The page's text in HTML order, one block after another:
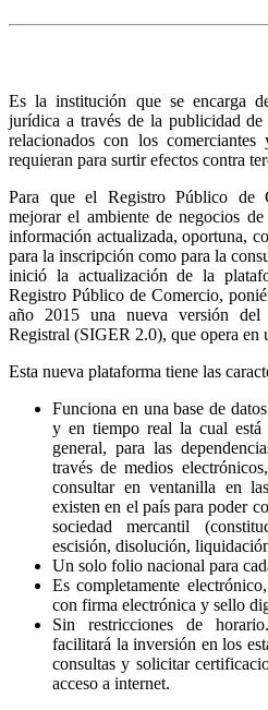
Es la institución que se encarga
jurídica a través de la publicidad
relacionados con los
requieran para surtir efectos contra
Para que el Registro Público de
mejorar el ambiente de negocios
información actualizada, oportuna,
para la inscripción como para la
inició la actualización de la
Registro Público de Comercio,
año 2015 una nueva versión del
Registral (SIGER 2.0), que opera en
Esta nueva plataforma tiene las
Funciona en una base de
y en tiempo real la cual
general, para las
través de medios
consultar en ventanilla en
existen en el país para poder
sociedad mercantil
escisión, disolución,
Un solo folio nacional para
Es completamente
con firma electrónica y sello
Sin restricciones de
facilitará la inversión en los
consultas y solicitar
acceso a internet.